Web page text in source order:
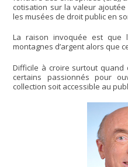
cotisation sur la valeur ajoutée
les musées de droit public en
La raison invoquée est que
montagnes d’argent alors que
Difficile à croire surtout
certains passionnés pour
collection soit accessible au